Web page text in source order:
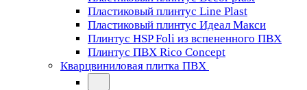
Пластиковый плинтус Line Plast
Пластиковый плинтус Идеал Макси
Плинтус HSP Foli из вспененного ПВХ
Плинтус ПВХ Rico Concept
Кварцвиниловая плитка ПВХ